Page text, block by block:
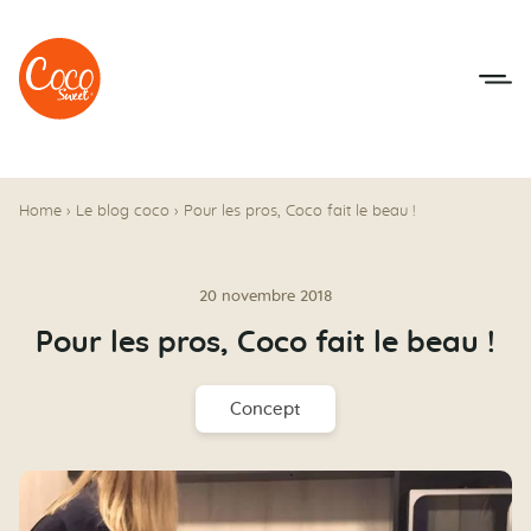
Aller au menu
Aller au contenu
Home › Le blog coco › Pour les pros, Coco fait le beau !
20 novembre 2018
Pour les pros, Coco fait le beau !
Concept